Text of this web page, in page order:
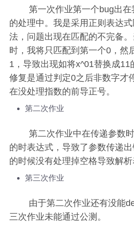
第一次作业第一个bug出在
的处理中。我是采用正则表达
法，问题出现在匹配的不完备
时，我将只匹配到第一个0，然
1，导致出现如将x^01替换成11
修复是通过判定0之后非数字才
在没处理指数的前导正号。
第二次作业
第二次作业中在传递参数时
的时表达式，导致了参数传递
的时候没有处理掉空格导致解析
第三次作业
由于第二次作业还有没能de
三次作业未能通过公测。